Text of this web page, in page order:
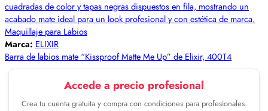
Maquillaje para Labios
Marca: ELIXIR
Barra de labios mate “Kissproof Matte Me Up” de Elixir, 400T4
Accede a precio profesional
Crea tu cuenta gratuita y compra con condiciones para profesionales.